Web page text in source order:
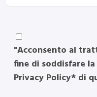
"Acconsento al
fine di soddisfare
Privacy Policy* di